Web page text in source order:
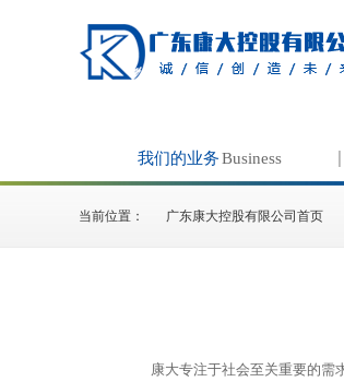
我们的业务Business
当前位置： 广东康大控股有限公司首页
康大专注于社会至关重要的需